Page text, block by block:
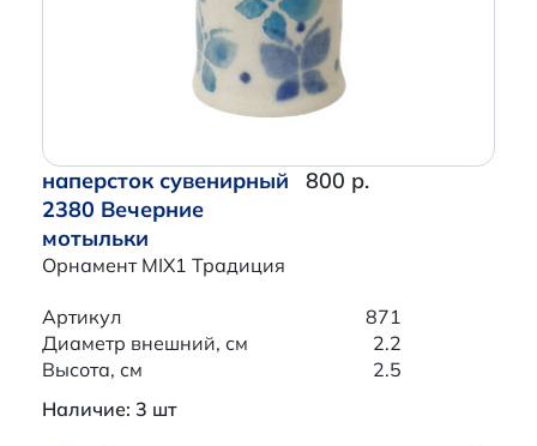
наперсток сувенирный
2380 Вечерние
мотыльки
Орнамент MIX1 Традиция
800 р.
Артикул
871
Диаметр внешний, см
2.2
Высота, см
2.5
Наличие: 3 шт